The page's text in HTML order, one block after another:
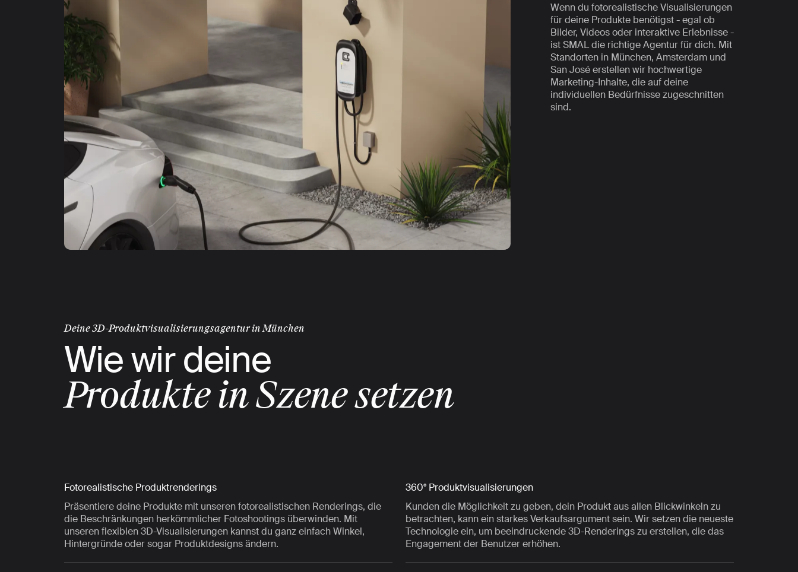
Wenn du fotorealistische Visualisierungen
für deine Produkte benötigst - egal ob
Bilder, Videos oder interaktive Erlebnisse -
ist SMAL die richtige Agentur für dich. Mit
Standorten in München, Amsterdam und
San José erstellen wir hochwertige
Marketing-Inhalte, die auf deine
individuellen Bedürfnisse zugeschnitten
sind.
Deine 3D-Produktvisualisierungsagentur in München
Wie wir deine
Produkte in Szene setzen
Fotorealistische Produktrenderings
Präsentiere deine Produkte mit unseren fotorealistischen Renderings, die
die Beschränkungen herkömmlicher Fotoshootings überwinden. Mit
unseren flexiblen 3D-Visualisierungen kannst du ganz einfach Winkel,
Hintergründe oder sogar Produktdesigns ändern.
360° Produktvisualisierungen
Kunden die Möglichkeit zu geben, dein Produkt aus allen Blickwinkeln zu
betrachten, kann ein starkes Verkaufsargument sein. Wir setzen die neueste
Technologie ein, um beeindruckende 3D-Renderings zu erstellen, die das
Engagement der Benutzer erhöhen.